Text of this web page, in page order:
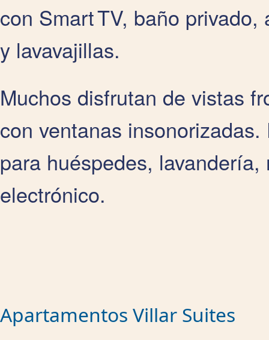
con Smart TV, baño
y lavavajillas.
Muchos disfrutan de vistas
con ventanas
para huéspedes, lavandería,
electrónico.
Apartamentos Villar Suites